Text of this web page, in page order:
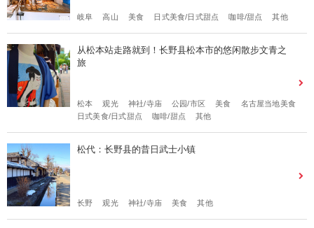
岐阜 高山 美食 日式美食/日式甜点 咖啡/甜点 其他
从松本站走路就到！长野县松本市的悠闲散步文青之
旅
松本 观光 神社/寺庙 公园/市区 美食
名古屋当地美食
日式美食/日式甜点
咖啡/甜点 其他
松代：长野县的昔日武士小镇
长野 观光 神社/寺庙 美食 其他